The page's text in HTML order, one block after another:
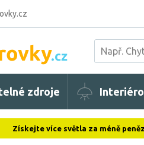
zdroje
Získejte více světla za méně peněz